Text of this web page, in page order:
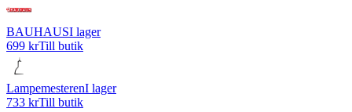
BAUHAUSI lager
699 krTill butik
LampemesterenI lager
733 krTill butik